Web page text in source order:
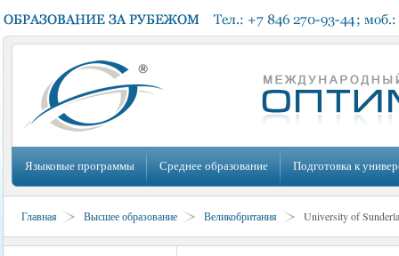
Языковые программы Среднее образование Подготовка к
Главная Высшее образование Великобритания University of